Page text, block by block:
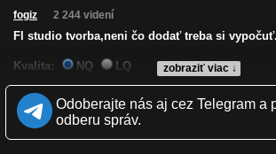
zobraziť viac ↓
fogiz 2 244 videní
Fl studio tvorba,neni čo dodať treba si vypočuť.
Kvalita: NQ
LQ
Zverejnené: 25.9.2018 11:58
Páči sa: 100% (2 hlasov)
Obľúbené: 0
Komentárov: 0
Dľžka: 2:44
Odoberajte nás aj cez Telegram a
odberu správ.